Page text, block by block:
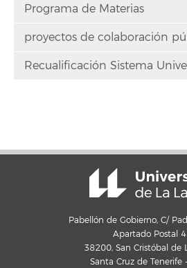
Programa de Materias
proyectos de colaboración
Recualificación Sistema
Pabellón de Gobierno, C/
Apartado Postal
38200, San Cristóbal de
Santa Cruz de Tenerife